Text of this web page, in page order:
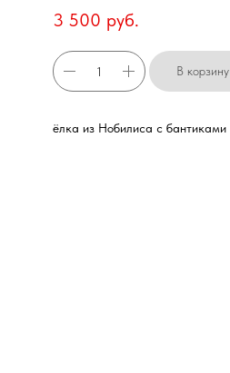
3 500 руб.
В корзину
ёлка из Нобилиса с бантиками